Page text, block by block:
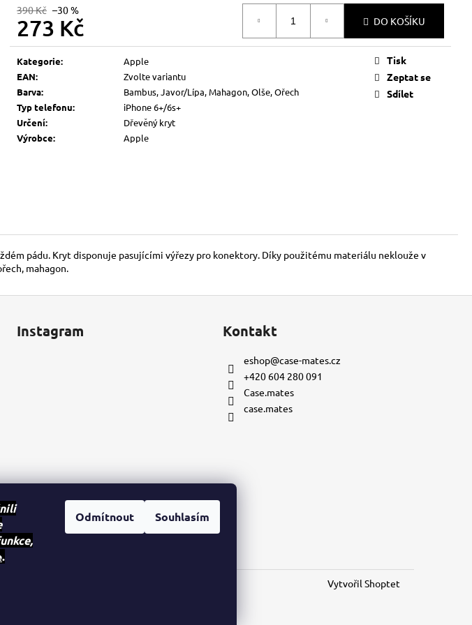
.
Odmítnout Souhlasím
390 Kč –30 %
273 Kč
Měrná
cena:
DO KOŠÍKU
Kategorie:
Apple
EAN:
Zvolte variantu
Barva:
Bambus, Javor/Lípa, Mahagon, Olše, Ořech
Typ telefonu:
iPhone 6+/6s+
Určení:
Dřevěný kryt
Výrobce: Apple
Tisk
Zeptat se
Sdílet
pádu. Kryt disponuje pasujícími výřezy pro konektory. Díky použitému materiálu neklouže v
mahagon.
Instagram Kontakt
eshop@case-mates.cz
+420 604 280 091
Case.mates
case.mates
Vytvořil Shoptet